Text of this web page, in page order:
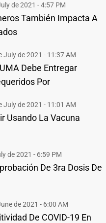
de 2021 - 4:57 PM
También Impacta A
July de 2021 - 11:37 AM
Debe Entregar
Por
July de 2021 - 11:01 AM
Usando La Vacuna
de 2021 - 6:59 PM
De 3ra Dosis De
de 2021 - 6:00 AM
De COVID-19 En